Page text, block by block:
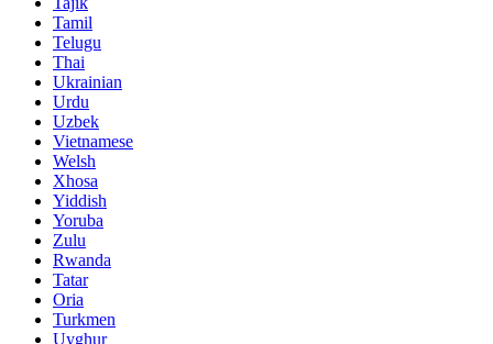
Tamil
Telugu
Thai
Ukrainian
Urdu
Uzbek
Vietnamese
Welsh
Xhosa
Yiddish
Yoruba
Zulu
Rwanda
Tatar
Oria
Turkmen
Uyghur